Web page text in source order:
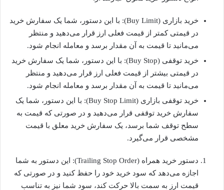
خرید بازاری (Buy Limit): با این دستور، شما یک سفارش خرید
در قیمتی کمتر از قیمت فعلی ارز قرار می‌دهید و منتظر
می‌مانید تا قیمت به آن مقدار برسد و معامله انجام شود.
خرید توقفی (Buy Stop): با این دستور، شما یک سفارش خرید
در قیمتی بیشتر از قیمت فعلی ارز قرار می‌دهید و منتظر
می‌مانید تا قیمت به آن مقدار برسد و معامله انجام شود.
خرید توقفی بازاری (Buy Stop Limit): با این دستور، شما یک
سفارش خرید توقفی قرار می‌دهید و در صورتی که قیمت به
سطح توقف شما برسد، یک سفارش خرید معلق با قیمت
مشخصی قرار می‌گیرد.
دستور خرید همراه (Trailing Stop Order): این دستور به شما
اجازه می‌دهد که سود خرید خود را حفظ کنید و در صورتی که
قیمت ارز به سمت بالا حرکت کند، سود شما نیز به تناسب